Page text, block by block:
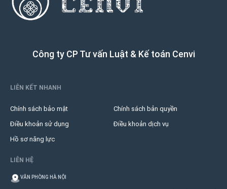
Công ty CP Tư vấn Luật & Kế toán Cenvi
LIÊN KẾT NHANH
Chính sách bảo mật
Chính sách bản quyền
Điều khoản sử dụng
Điều khoản dịch vụ
Hồ sơ năng lực
LIÊN HỆ
VĂN PHÒNG HÀ NỘI